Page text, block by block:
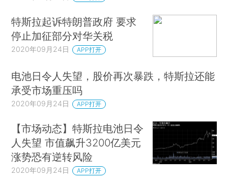
特斯拉起诉特朗普政府 要求
停止加征部分对华关税
2020年09月24日 APP打开
电池日令人失望，股价再次暴跌，特斯拉还能
承受市场重压吗
2020年09月24日 APP打开
【市场动态】特斯拉电池日令
人失望 市值飙升3200亿美元
涨势恐有逆转风险
2020年09月24日 APP打开